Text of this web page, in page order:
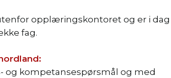
opplæringskontoret og er i dag
fag.
kompetansespørsmål og med